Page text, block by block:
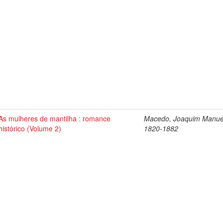
mulheres de mantilha : romance
(Volume 2)
Macedo, Joaquim
1820-1882